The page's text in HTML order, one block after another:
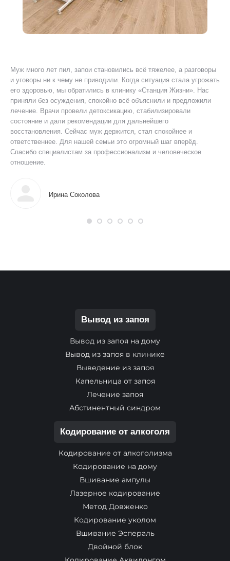
Муж много лет пил, запои становились всё тяжелее, а разговоры
и уговоры ни к чему не приводили. Когда ситуация стала угрожать
его здоровью, мы обратились в клинику «Станция Жизни». Нас
приняли без осуждения, спокойно всё объяснили и предложили
лечение. Врачи провели детоксикацию, стабилизировали
состояние и дали рекомендации для дальнейшего
восстановления. Сейчас муж держится, стал спокойнее и
ответственнее. Для нашей семьи это огромный шаг вперёд.
Спасибо специалистам за профессионализм и человеческое
отношение.
Ирина Соколова
Вывод из запоя
Вывод из запоя на дому
Вывод из запоя в клинике
Выведение из запоя
Капельница от запоя
Лечение запоя
Абстинентный синдром
Кодирование от алкоголя
Кодирование от алкоголизма
Кодирование на дому
Вшивание ампулы
Лазерное кодирование
Метод Довженко
Кодирование уколом
Вшивание Эспераль
Двойной блок